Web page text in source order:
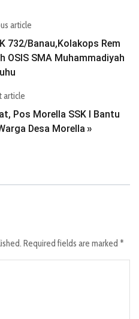
article
732/Banau,Kolakops Rem
SMA Muhammadiyah
article
Pos Morella SSK I Bantu
Desa Morella »
Required fields are marked *